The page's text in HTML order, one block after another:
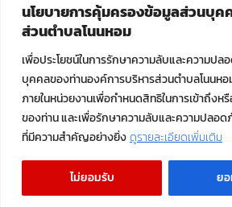
นโยบายการคุ้มครองข้อมูลส่วนบุค
ส่วนตำบลโนนหอม
เพื่อประโยชน์ในการรักษาความลับและความป
บุคคลของท่านองค์การบริหารส่วนตำบลโนนหอ
ภายในหน่วยงานเพื่อกำหนดสิทธิในการเข้าถึง
ของท่าน และเพื่อรักษาความลับและความปลอ
ที่มีความสำคัญอย่างยิ่งดูรายละเอียดเพิ่มเติม
ไม่ยอมรับ ย
@องค์การบริหารส่วนตำบลโนนหอม
สกลนคร จ.สกลนคร
Email :
Copyright © 2026 องค์การบริหารส่วนตำบล
จ.สกลนคร | Powered by องค์การบริหารส่วนตำ
จ.สกลนคร